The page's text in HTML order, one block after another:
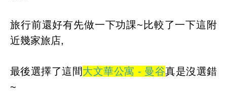
旅行前還好有先做一下功課~比較了一下這附
近幾家旅店,
最後選擇了這間大文華公寓 - 曼谷真是沒選錯
~